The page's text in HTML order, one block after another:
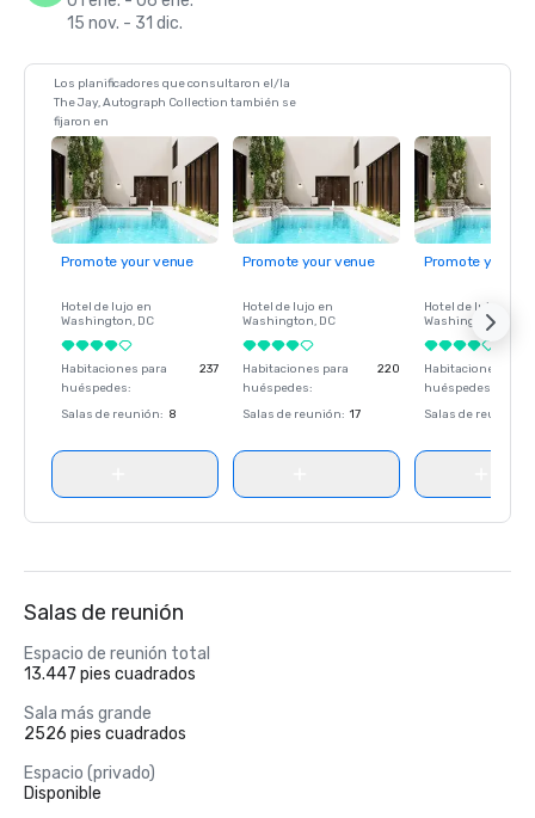
15 nov. - 31 dic.
Los planificadores que consultaron el/la
The Jay, Autograph Collection también se
fijaron en
Promote your venue
Hotel de lujo en
Washington, DC
Habitaciones para
huéspedes:
237
Salas de reunión: 8
Promote your venue
Hotel de lujo en
Washington, DC
Habitaciones para
huéspedes:
220
Salas de reunión: 17
Promote your
Hotel de lujo en
Washington
Habitaciones para
huéspedes
Salas de reunión
Salas de reunión
Espacio de reunión total
13.447 pies cuadrados
Sala más grande
2526 pies cuadrados
Espacio (privado)
Disponible